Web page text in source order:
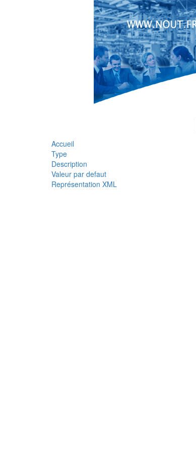
Accueil
Type
Description
Valeur par defaut
Représentation XML